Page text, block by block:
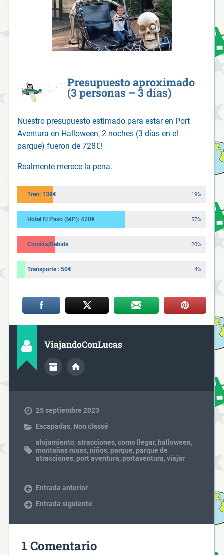
Presupuesto aproximado
(3 personas – 3 días)
Nuestro presupuesto estimado para estar en Port
Aventura en Halloween, 2 noches (3 días en el
parque) fueron de 728€!
Realmente merece la pena.
Tren: 138€ 19%
Hotel El Paso (MP): 420€ 57%
Comida/Bebida 20%
Transporte : 50€ 4%
ViajandoConLucas
25 septiembre 2023
Escapadas, Non classé
alojamiento,atracciones,como llegar, halloween,
montañas rusas,niños, parque, parque de
atracciones, port aventura, portaventura,viajar
Entrada anterior
Entrada siguiente
1 Comentario